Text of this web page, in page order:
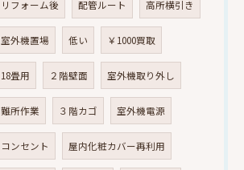
リフォーム後 配管ルート 高所横引き
室外機置場 低い ￥1000買取
18畳用 ２階壁面 室外機取り外し
難所作業 ３階カゴ 室外機電源
コンセント 屋内化粧カバー再利用